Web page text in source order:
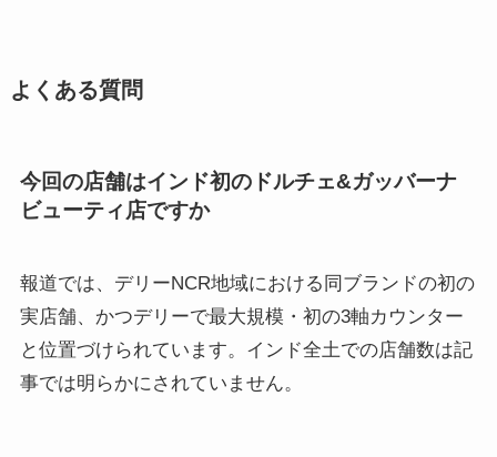
よくある質問
今回の店舗はインド初のドルチェ&ガッバーナ
ビューティ店ですか
報道では、デリーNCR地域における同ブランドの初の
実店舗、かつデリーで最大規模・初の3軸カウンター
と位置づけられています。インド全土での店舗数は記
事では明らかにされていません。